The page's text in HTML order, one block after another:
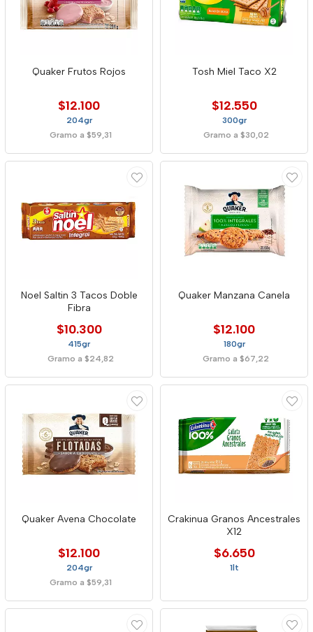
Quaker Frutos Rojos
$12.100
204gr
Gramo a $59,31
Tosh Miel Taco X2
$12.550
300gr
Gramo a $30,02
Noel Saltin 3 Tacos Doble
Fibra
$10.300
415gr
Gramo a $24,82
Quaker Manzana Canela
$12.100
180gr
Gramo a $67,22
Quaker Avena Chocolate
$12.100
204gr
Gramo a $59,31
Crakinua Granos Ancestrales
X12
$6.650
1lt